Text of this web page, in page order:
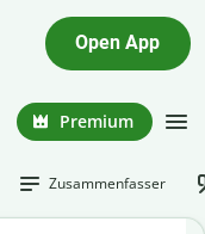
Open App
Premium
Zusammenfasser